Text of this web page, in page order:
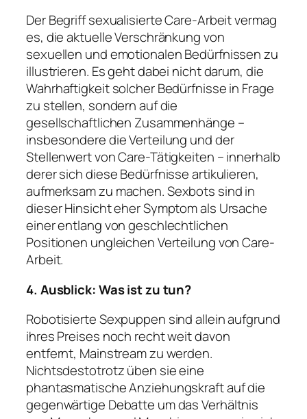
Der Begriff sexualisierte Care-Arbeit vermag
es, die aktuelle Verschränkung von
sexuellen und emotionalen Bedürfnissen zu
illustrieren. Es geht dabei nicht darum, die
Wahrhaftigkeit solcher Bedürfnisse in Frage
zu stellen, sondern auf die
gesellschaftlichen Zusammenhänge –
insbesondere die Verteilung und der
Stellenwert von Care-Tätigkeiten – innerhalb
derer sich diese Bedürfnisse artikulieren,
aufmerksam zu machen. Sexbots sind in
dieser Hinsicht eher Symptom als Ursache
einer entlang von geschlechtlichen
Positionen ungleichen Verteilung von Care-
Arbeit.
4. Ausblick: Was ist zu tun?
Robotisierte Sexpuppen sind allein aufgrund
ihres Preises noch recht weit davon
entfernt, Mainstream zu werden.
Nichtsdestotrotz üben sie eine
phantasmatische Anziehungskraft auf die
gegenwärtige Debatte um das Verhältnis